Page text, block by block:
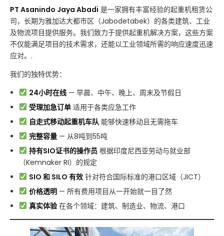
PT Asanindo Jaya Abadi 是一家拥有丰富经验的起重机租赁公
司，长期为雅加达大都市区（Jabodetabek）的各类建筑、工业
及物流项目提供服务。我们致力于提供起重机解决方案，这些方案
不仅能满足项目的技术需求，还能以工业领域所需的响应速度迅速
应对。.
我们的独特优势：
24小时在线— 早晨、中午、晚上、周末及节假日
受理加急订单适用于各类应急工作
自走式移动起重机车队能够快速移动且无需拖车
完整容量— 从8吨到55吨
持有SIO证书的操作员 根据印度尼西亚劳动与就业部
（Kemnaker RI）的规定
SIO 和 SILO 有效针对符合国际标准的港口区域（JICT）
价格透明— 所有费用项目从一开始就一目了然
真实体验在各个领域：建筑、制造业、物流、港口